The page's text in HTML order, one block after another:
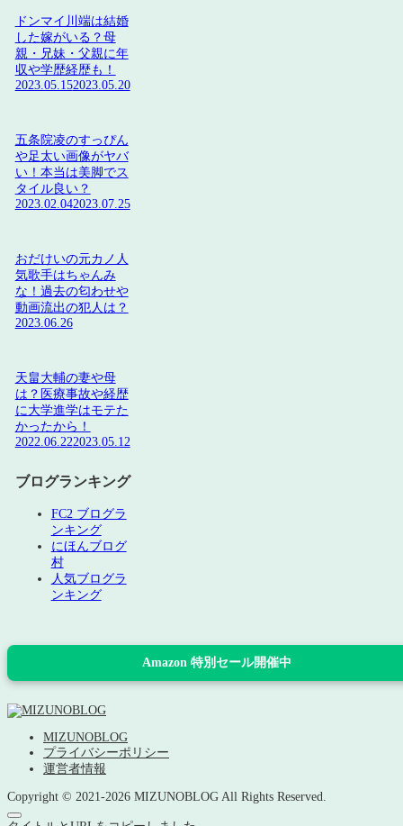
ドンマイ川端は結婚
した嫁がいる？母
親・兄妹・父親に年
収や学歴経歴も！
2023.05.152023.05.20
五条院凌のすっぴん
や足太い画像がヤバ
い！本当は美脚でス
タイル良い？
2023.02.042023.07.25
おだけいの元カノ人
気歌手はちゃんみ
な！過去の匂わせや
動画流出の犯人は？
2023.06.26
天畠大輔の妻や母
は？医療事故や経歴
に大学進学はモテた
かったから！
2022.06.222023.05.12
ブログランキング
FC2 ブログラ
ンキング
にほんブログ
村
人気ブログラ
ンキング
Amazon 特別セール開催中
MIZUNOBLOG
プライバシーポリシー
運営者情報
Copyright © 2021-2026 MIZUNOBLOG All Rights Reserved.